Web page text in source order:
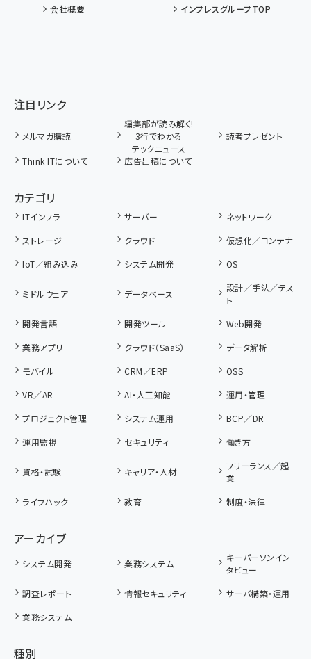
会社概要
インプレスグループTOP
注目リンク
メルマガ購読
編集部が読み解く!
3行でわかる
テックニュース
読者プレゼント
Think ITについて 広告出稿について
カテゴリ
ITインフラ サーバー
ネットワーク
ストレージ
クラウド
仮想化／コンテナ
IoT／組み込み
システム開発 OS
ミドルウェア データベース
設計／手法／テス
ト
開発言語
開発ツール
Web開発
業務アプリ
クラウド（SaaS）
データ解析
モバイル
CRM／ERP
OSS
VR／AR
AI・人工知能
運用・管理
プロジェクト管理
システム運用
BCP／DR
運用監視
セキュリティ 働き方
資格・試験 キャリア・人材
フリーランス／起
業
ライフハック
教育 制度・法律
アーカイブ
システム開発 業務システム
キーパーソンイン
タビュー
調査レポート
情報セキュリティ
サーバ構築・運用
業務システム
種別